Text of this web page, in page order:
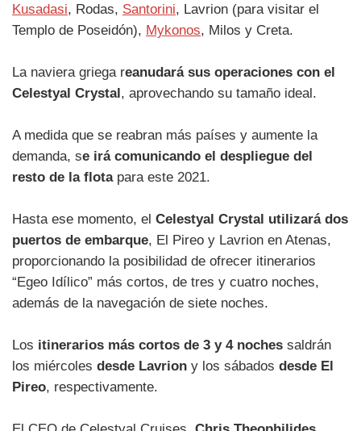
Kusadasi, Rodas, Santorini, Lavrion (para visitar el
Templo de Poseidón), Mykonos, Milos y Creta.
La naviera griega reanudará sus operaciones con el
Celestyal Crystal, aprovechando su tamaño ideal.
A medida que se reabran más países y aumente la
demanda, se irá comunicando el despliegue del
resto de la flotapara este 2021.
Hasta ese momento, el Celestyal Crystal utilizará dos
puertos de embarque, El Pireo y Lavrion en Atenas,
proporcionando la posibilidad de ofrecer itinerarios
“Egeo Idílico” más cortos, de tres y cuatro noches,
además de la navegación de siete noches.
Los itinerarios más cortos de 3 y 4 noches saldrán
los miércoles desde Lavrion y los sábados desde El
Pireo, respectivamente.